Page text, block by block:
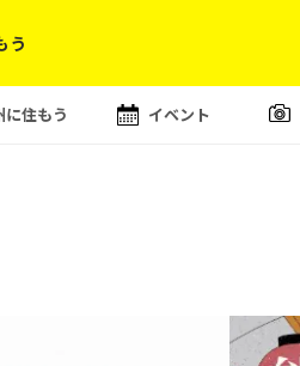
う
に住もう イベント